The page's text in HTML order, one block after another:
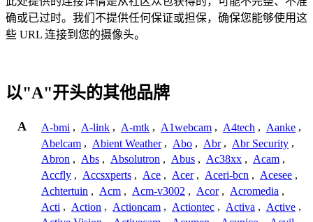
确或已过时。我们不提供任何保证或担保，确保您能够使用这
些 URL 连接到您的摄像头。
以"A"开头的其他品牌
A A-bmi , A-link , A-mtk , A1webcam , A4tech , Aanke ,
Abelcam , Abient Weather , Abo , Abr , Abr Security ,
Abron , Abs , Absolutron , Abus , Ac38xx , Acam ,
Accfly , Accsxperts , Ace , Acer , Aceri-bcn , Acesee ,
Achtertuin , Acm , Acm-v3002 , Acor , Acromedia ,
Acti , Action , Actioncam , Actiontec , Activa , Active ,